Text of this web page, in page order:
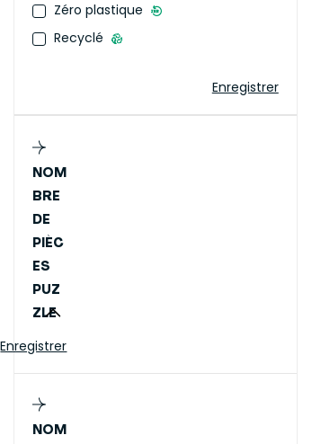
Zéro plastique
Recyclé
Enregistrer
NOM
BRE
DE
PIÈC
ES
PUZ
ZLE
Enregistrer
NOM